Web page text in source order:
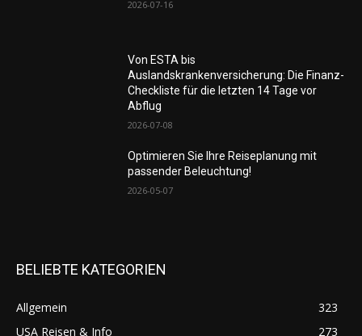
2026-07-16
Von ESTA bis
Auslandskrankenversicherung: Die Finanz-
Checkliste für die letzten 14 Tage vor
Abflug
2026-07-08
Optimieren Sie Ihre Reiseplanung mit
passender Beleuchtung!
2026-05-07
BELIEBTE KATEGORIEN
Allgemein
323
USA Reisen & Info
273